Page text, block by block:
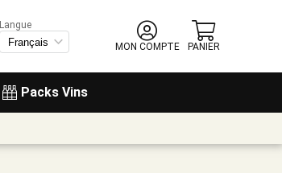
Packs Vins
Langue
MON COMPTE
PANIER